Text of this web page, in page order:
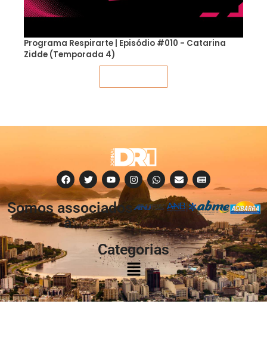
Programa Respirarte | Episódio #010 - Catarina
Zidde (Temporada 4)
Somos associados
à:
Categorias